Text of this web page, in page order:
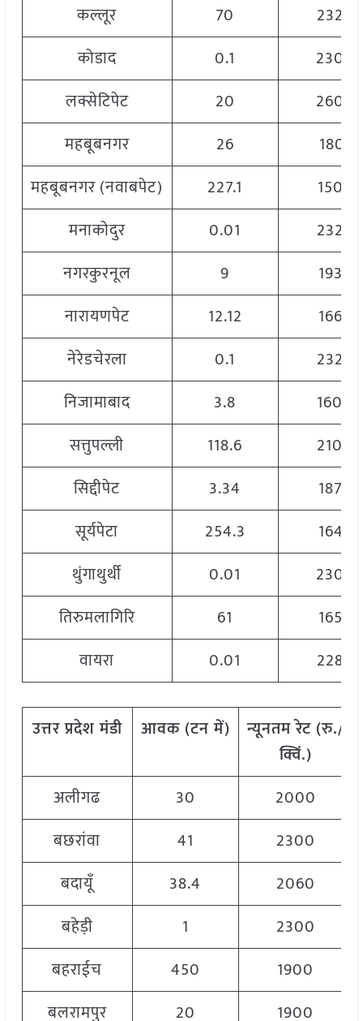
कल्लूर
70
2320
कोडाद
0.1
2300
लक्सेटिपेट
20
2600
महबूबनगर
26
1801
महबूबनगर (नवाबपेट)
227.1
1502
मनाकोदुर
0.01
2320
नगरकुरनूल
9
1939
नारायणपेट
12.12
1669
नेरेडचेरला
0.1
2320
निजामाबाद
3.8
1600
सत्तुपल्ली
118.6
2100
सिद्दीपेट
3.34
1875
सूर्यपेटा
254.3
1643
थुंगाथुर्थी
0.01
2300
तिरुमलागिरि
61
1659
वायरा
0.01 2280
उत्तर प्रदेशमंडी आवक(टनमें) न्यूनतमरेट(रु./
क्विं.)
अलीगढ 30
2000
बछरांवा
41
2300
बदायूँ
38.4
2060
बहेड़ी
1
2300
बहराईच
450
1900
बलरामपुर
20 1900